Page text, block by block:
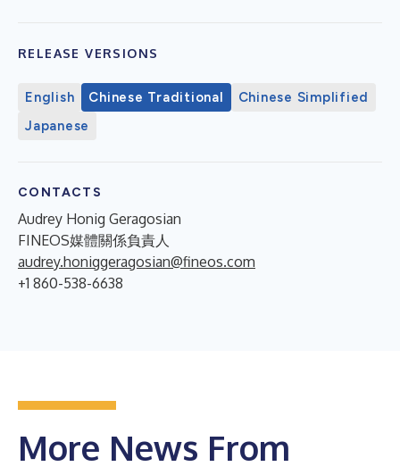
RELEASE VERSIONS
English Chinese Traditional
Chinese Simplified
Japanese
CONTACTS
Audrey Honig Geragosian
FINEOS媒體關係負責人
audrey.honiggeragosian@fineos.com
+1 860-538-6638
More News From